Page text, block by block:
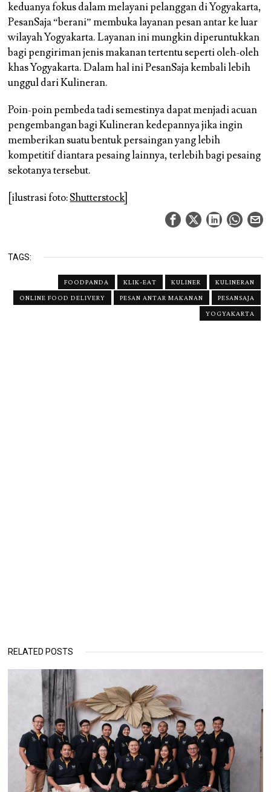
keduanya fokus dalam melayani pelanggan di Yogyakarta,
PesanSaja “berani” membuka layanan pesan antar ke luar
wilayah Yogyakarta. Layanan ini mungkin diperuntukkan
bagi pengiriman jenis makanan tertentu seperti oleh-oleh
khas Yogyakarta. Dalam hal ini PesanSaja kembali lebih
unggul dari Kulineran.
Poin-poin pembeda tadi semestinya dapat menjadi acuan
pengembangan bagi Kulineran kedepannya jika ingin
memberikan suatu bentuk persaingan yang lebih
kompetitif diantara pesaing lainnya, terlebih bagi pesaing
sekotanya tersebut.
[ilustrasi foto:Shutterstock]
TAGS:
FOODPANDA KLIK-EAT KULINER
KULINERAN
ONLINE FOOD DELIVERY
PESAN ANTAR MAKANAN
PESANSAJA
YOGYAKARTA
RELATED POSTS